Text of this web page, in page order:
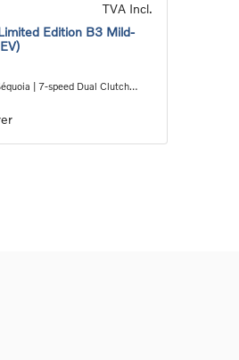
TVA Incl.
Edition B3 Mild-
| 7-speed Dual Clutch